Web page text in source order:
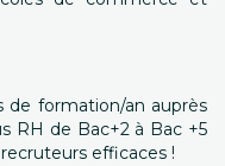
de formation/an auprès
RH de Bac+2 à Bac +5
efficaces !